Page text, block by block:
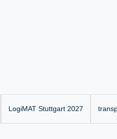
LogiMAT Stuttgart 2027